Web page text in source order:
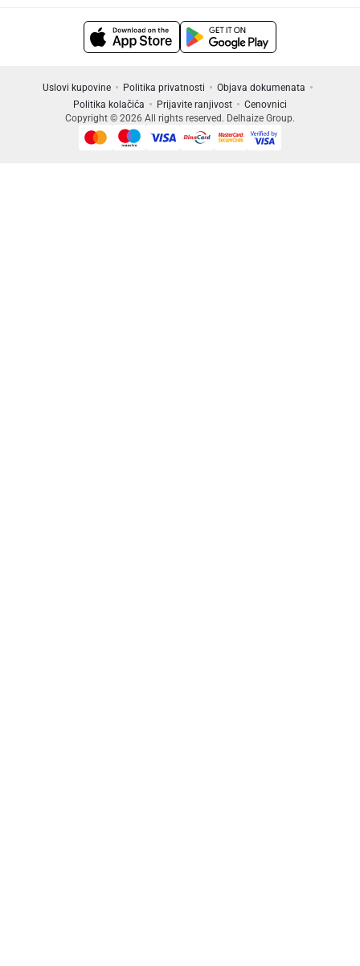
Uslovi kupovine Politika privatnosti
Objava dokumenata
Politika kolačića
Prijavite ranjivost
Cenovnici
Copyright © 2026 All rights reserved. Delhaize Group.